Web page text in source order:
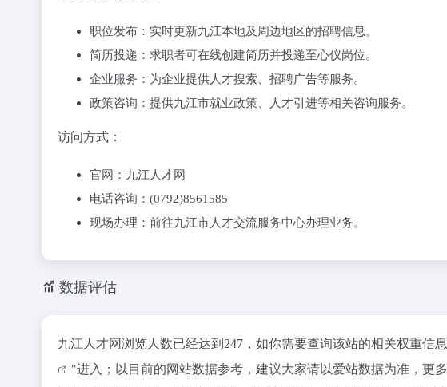
‌职位发布‌：实时更新九江本地及周边地区的招聘信息。
‌简历投递‌：求职者可在线创建简历并投递至心仪岗位。
‌企业服务‌：为企业提供人才搜索、招聘广告等服务。
‌政策咨询‌：提供九江市就业政策、人才引进等相关咨询服务。
‌访问方式‌：
‌官网‌：九江人才网
‌电话咨询‌：(0792)8561585
‌现场办理‌：前往九江市人才交流服务中心办理业务。
数据评估
九江人才网浏览人数已经达到247，如你需要查询该站的相关权重信
"进入；以目前的网站数据参考，建议大家请以爱站数据为准，更